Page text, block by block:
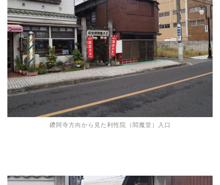
鑁阿寺方向から見た利性院（閻魔堂）入口